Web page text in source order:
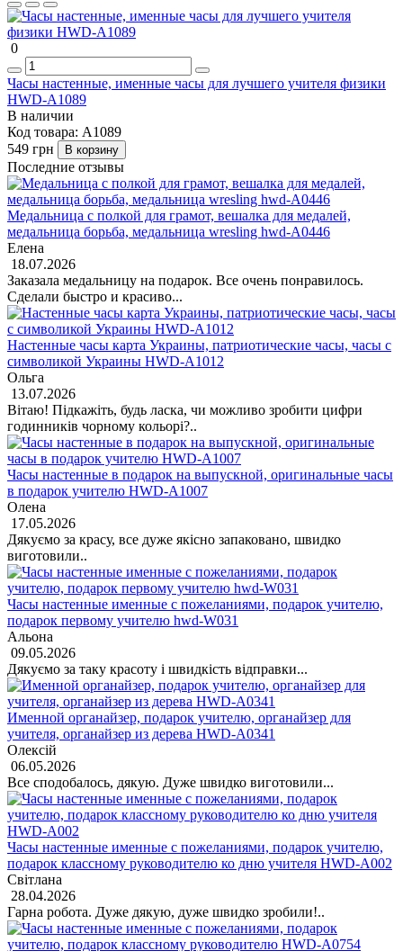
0
Часы настенные, именные часы для лучшего учителя физики
HWD-A1089
В наличии
Код товара: A1089
549 грн
В корзину
Последние отзывы
Медальница с полкой для грамот, вешалка для медалей,
медальница борьба, медальница wresling hwd-А0446
Елена
18.07.2026
Заказала медальницу на подарок. Все очень понравилось.
Сделали быстро и красиво...
Настенные часы карта Украины, патриотические часы, часы с
символикой Украины HWD-A1012
Ольга
13.07.2026
Вітаю! Підкажіть, будь ласка, чи можливо зробити цифри
годинників чорному кольорі?..
Часы настенные в подарок на выпускной, оригинальные часы
в подарок учителю HWD-A1007
Олена
17.05.2026
Дякуємо за красу, все дуже якісно запаковано, швидко
виготовили..
Часы настенные именные с пожеланиями, подарок учителю,
подарок первому учителю hwd-W031
Альона
09.05.2026
Дякуємо за таку красоту і швидкість відправки...
Именной органайзер, подарок учителю, органайзер для
учителя, органайзер из дерева HWD-A0341
Олексій
06.05.2026
Все сподобалось, дякую. Дуже швидко виготовили...
Часы настенные именные с пожеланиями, подарок учителю,
подарок классному руководителю ко дню учителя HWD-A002
Світлана
28.04.2026
Гарна робота. Дуже дякую, дуже швидко зробили!..